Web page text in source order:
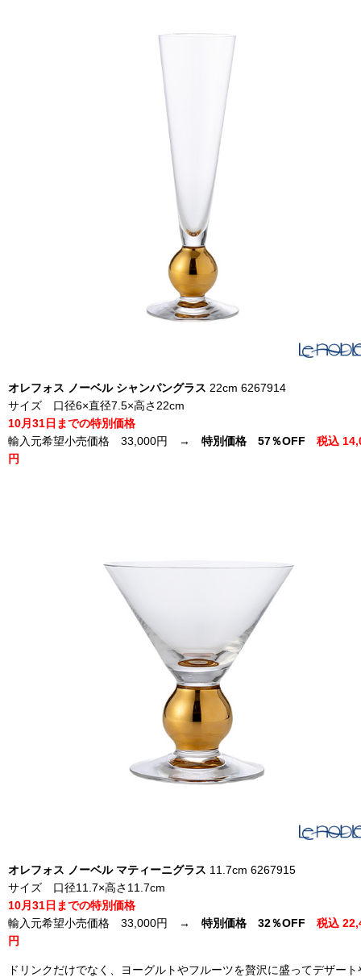
オレフォス ノーベル シャンパングラス 22cm 6267914
サイズ 口径6×直径7.5×高さ22cm
10月31日までの特別価格
輸入元希望小売価格 33,000円 → 特別価格 57％OFF
税込
円
オレフォス ノーベル マティーニグラス 11.7cm 6267915
サイズ 口径11.7×高さ11.7cm
10月31日までの特別価格
輸入元希望小売価格 33,000円 → 特別価格 32％OFF
税込
円
ドリンクだけでなく、ヨーグルトやフルーツを贅沢に盛ってデザート